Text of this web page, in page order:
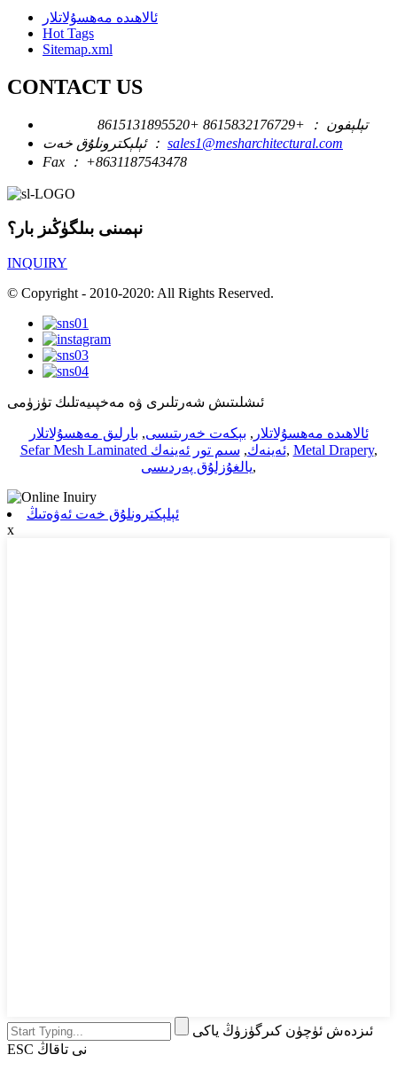
ئالاھىدە مەھسۇلاتلار
Hot Tags
Sitemap.xml
CONTACT US
تېلېفون ： +8615832176729
+8615131895520
ئېلېكترونلۇق خەت ： sales1@mesharchitectural.com
Fax ： +8631187543478
نېمىنى بىلگۈڭىز بار؟
INQUIRY
© Copyright - 2010-2020: All Rights Reserved.
ئىشلىتىش شەرتلىرى ۋە مەخپىيەتلىك تۈزۈمى
ئالاھىدە مەھسۇلاتلار , بېكەت خەرىتىسى, بارلىق مەھسۇلاتلار
Sefar Mesh Laminated ئەينەك, سىم تور ئەينەك , Metal Drapery,
يالغۇزلۇق پەردىسى,
ئېلېكترونلۇق خەت ئەۋەتىڭ
x
ئىزدەش ئۈچۈن كىرگۈزۈڭ ياكى
ESC نى تاقاڭ